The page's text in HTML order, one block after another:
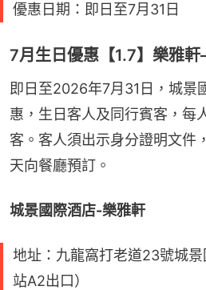
優惠日期：即日至7月31日
7月生日優惠【1.7】樂雅
即日至2026年7月31日，城景
惠，生日客人及同行賓客，每
客。客人須出示身分證明文件
天向餐廳預訂。
城景國際酒店-樂雅軒
地址：九龍窩打老道23號城
站A2出口）